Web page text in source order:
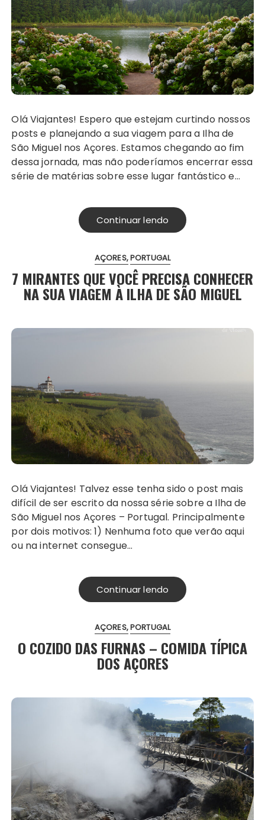
Olá Viajantes! Espero que estejam curtindo nossos
posts e planejando a sua viagem para a Ilha de
São Miguel nos Açores. Estamos chegando ao fim
dessa jornada, mas não poderíamos encerrar essa
série de matérias sobre esse lugar fantástico e…
Continuar lendo
AÇORES PORTUGAL
7 MIRANTES QUE VOCÊ PRECISA CONHECER
NA SUA VIAGEM À ILHA DE SÃO MIGUEL
Olá Viajantes! Talvez esse tenha sido o post mais
difícil de ser escrito da nossa série sobre a Ilha de
São Miguel nos Açores – Portugal. Principalmente
por dois motivos: 1) Nenhuma foto que verão aqui
ou na internet consegue…
Continuar lendo
AÇORES PORTUGAL
O COZIDO DAS FURNAS – COMIDA TÍPICA
DOS AÇORES